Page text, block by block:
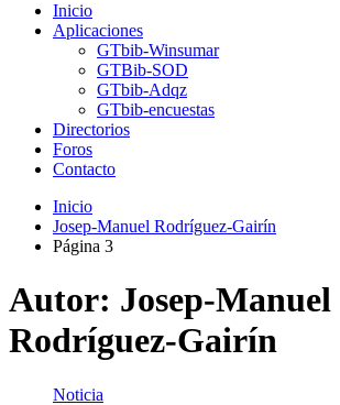
Inicio
Aplicaciones
GTbib-Winsumar
GTBib-SOD
GTbib-Adqz
GTbib-encuestas
Directorios
Foros
Contacto
Inicio
Josep-Manuel Rodríguez-Gairín
Página 3
Autor: Josep-Manuel
Rodríguez-Gairín
Noticia